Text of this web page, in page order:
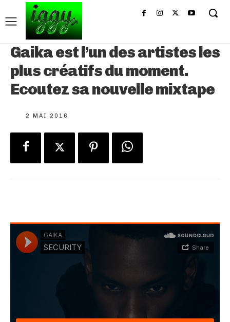
Gaika est l’un des artistes les
plus créatifs du moment.
Ecoutez sa nouvelle mixtape
2 MAI 2016